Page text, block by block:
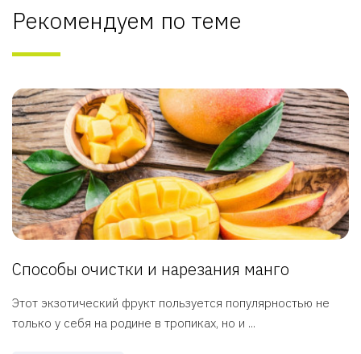
Рекомендуем по теме
Способы очистки и нарезания манго
Этот экзотический фрукт пользуется популярностью не
только у себя на родине в тропиках, но и ...